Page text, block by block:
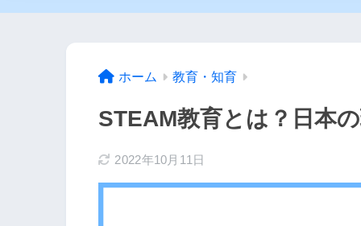
ホーム 教育・知育
STEAM教育とは？日本
2022年10月11日